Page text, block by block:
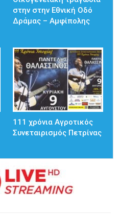
στην στην Εθνική Οδό
Δράμας – Αμφίπολης
111 χρόνια Αγροτικός
Συνεταιρισμός Πετρίνας